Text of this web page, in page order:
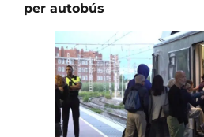
per autobús